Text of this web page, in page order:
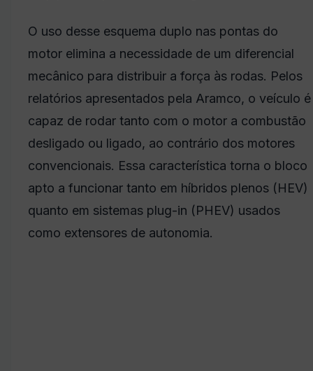
O uso desse esquema duplo nas pontas do
motor elimina a necessidade de um diferencial
mecânico para distribuir a força às rodas. Pelos
relatórios apresentados pela Aramco, o veículo é
capaz de rodar tanto com o motor a combustão
desligado ou ligado, ao contrário dos motores
convencionais. Essa característica torna o bloco
apto a funcionar tanto em híbridos plenos (HEV)
quanto em sistemas plug-in (PHEV) usados
como extensores de autonomia.